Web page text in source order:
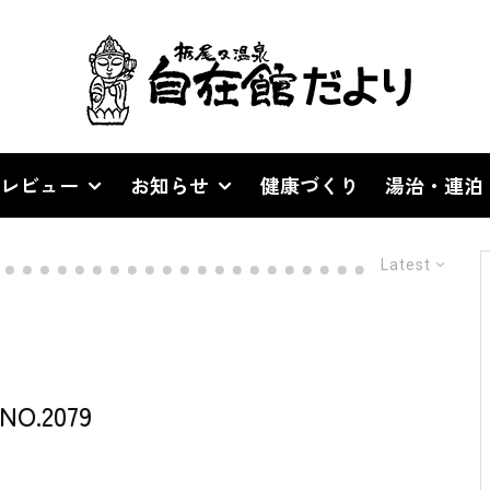
ビュー お知らせ 健康づくり 湯治・連泊
Latest